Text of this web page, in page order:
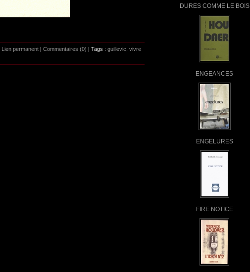
DURES COMME LE BOIS
ENGEANCES
ENGELURES
FIRE NOTICE
Lien permanent Commentaires (0) | Tags : guillevic, vivre